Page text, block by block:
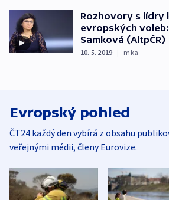
Rozhovory s lídry
evropských
Samková (AltpČR)
10. 5. 2019 | mka
Evropský pohled
ČT24 každý den vybírá z obsahu
veřejnými médii, členy Eurovize.